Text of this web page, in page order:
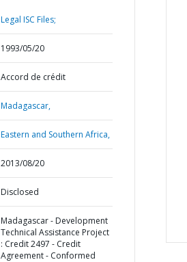
Legal ISC Files;
1993/05/20
Accord de crédit
Madagascar,
Eastern and Southern Africa,
2013/08/20
Disclosed
Madagascar - Development
Technical Assistance Project
: Credit 2497 - Credit
Agreement - Conformed